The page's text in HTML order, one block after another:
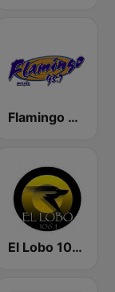
Flamingo Stereo
El Lobo 106.1 FM